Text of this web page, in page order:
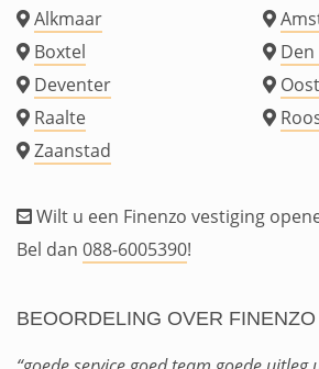
Alkmaar
Boxtel
Den
Deventer
Raalte
Zaanstad
Wilt u een Finenzo vestiging
Bel dan 088-6005390!
BEOORDELING OVER FINENZO